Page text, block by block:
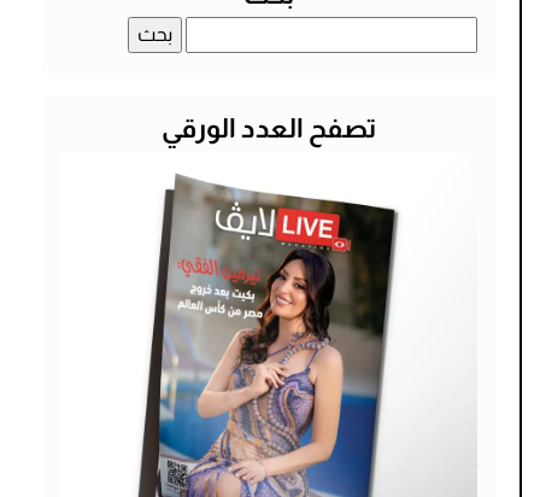
عن:
تصفح العدد الورقي